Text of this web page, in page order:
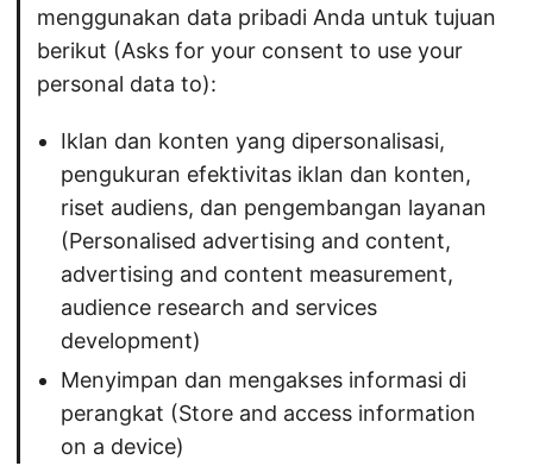
menggunakan data pribadi Anda untuk tujuan
berikut (Asks for your consent to use your
personal data to):
Iklan dan konten yang dipersonalisasi,
pengukuran efektivitas iklan dan konten,
riset audiens, dan pengembangan layanan
(Personalised advertising and content,
advertising and content measurement,
audience research and services
development)
Menyimpan dan mengakses informasi di
perangkat (Store and access information
on a device)